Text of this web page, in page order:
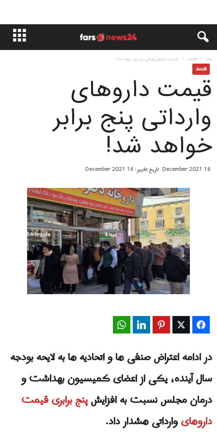
خانه اقتصاد قیمت داروهای وارداتی پنج برابر خواهد شد!
اقتصاد
قیمت داروهای
وارداتی پنج برابر
خواهد شد!
16 December 2021 تاریخ تغییر: 16 December 2021
Facebook
Twitter
Pinterest
LinkedIn
در ادامه اعتراض صنفی ها و اتحادیه ها به لایحه بودجه
سال آینده، یکی از اعضای کمیسیون بهداشت و
درمان مجلس نسبت به افزایشپنج برابری قیمت
داروهایوارداتی هشدار داد.